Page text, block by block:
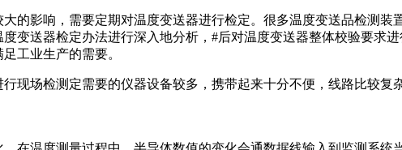
影响，需要定期对温度变送器进行检定。很多温度变送品检测装
变送器检定办法进行深入地分析，#后对温度变送器整体校验要求
工业生产的需要。
场检测定需要的仪器设备较多，携带起来十分不便，线路比较复